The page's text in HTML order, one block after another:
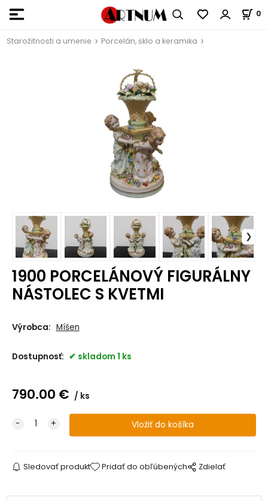
0
Starožitnosti a umenie Porcelán, sklo a keramika
1900 PORCELÁNOVÝ FIGURÁLNY
NÁSTOLEC S KVETMI
Výrobca: Míšen
Dostupnosť: skladom 1 ks
790.00 € ks
Sledovať produkt Pridať do obľúbených Zdielať